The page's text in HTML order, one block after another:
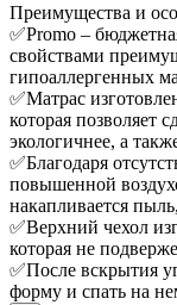
Преимущества и
✅Promo –
свойствами
гипоаллергенных
✅Матрас
которая позволяет
экологичнее, а
✅Благодаря
повышенной
накапливается
✅Верхний чехол
которая не
✅После вскрытия
форму и спать на